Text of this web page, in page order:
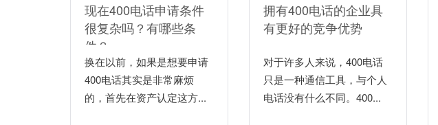
现在400电话申请条件
很复杂吗？有哪些条
件？
换在以前，如果是想要申请
400电话其实是非常麻烦
的，首先在资产认定这方...
拥有400电话的企业具
有更好的竞争优势
对于许多人来说，400电话
只是一种通信工具，与个人
电话没有什么不同。400...